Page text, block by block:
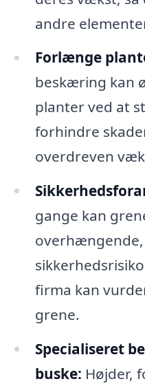
andre
Forlænge
beskæring kan
planter ved at
forhindre
overdreven
gange kan
firma kan
grene.
Specialiseret
buske: Højder,